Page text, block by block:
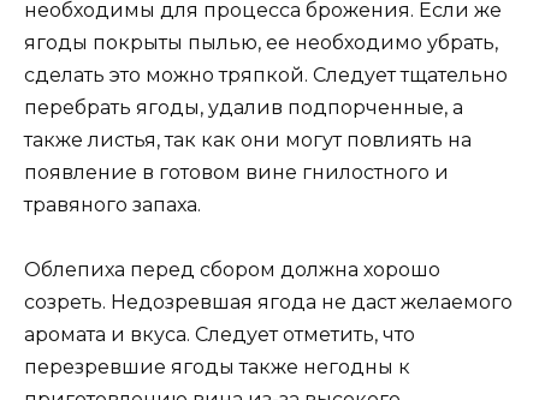
необходимы для процесса брожения. Если же
ягоды покрыты пылью, ее необходимо убрать,
сделать это можно тряпкой. Следует тщательно
перебрать ягоды, удалив подпорченные, а
также листья, так как они могут повлиять на
появление в готовом вине гнилостного и
травяного запаха.
Облепиха перед сбором должна хорошо
созреть. Недозревшая ягода не даст желаемого
аромата и вкуса. Следует отметить, что
перезревшие ягоды также негодны к